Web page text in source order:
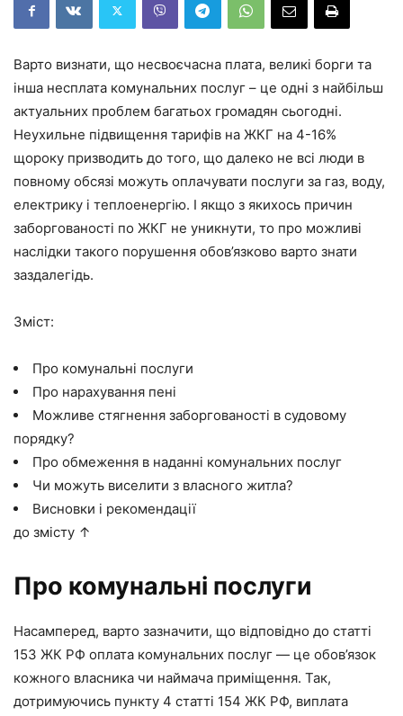
Варто визнати, що несвоєчасна плата, великі борги та
інша несплата комунальних послуг – це одні з найбільш
актуальних проблем багатьох громадян сьогодні.
Неухильне підвищення тарифів на ЖКГ на 4-16%
щороку призводить до того, що далеко не всі люди в
повному обсязі можуть оплачувати послуги за газ, воду,
електрику і теплоенергію. І якщо з якихось причин
заборгованості по ЖКГ не уникнути, то про можливі
наслідки такого порушення обов’язково варто знати
заздалегідь.
Зміст:
Про комунальні послуги
Про нарахування пені
Можливе стягнення заборгованості в судовому
порядку?
Про обмеження в наданні комунальних послуг
Чи можуть виселити з власного житла?
Висновки і рекомендації
до змісту ↑
Про комунальні послуги
Насамперед, варто зазначити, що відповідно до статті
153 ЖК РФ оплата комунальних послуг — це обов’язок
кожного власника чи наймача приміщення. Так,
дотримуючись пункту 4 статті 154 ЖК РФ, виплата